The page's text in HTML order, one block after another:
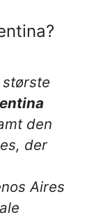
den
der
Aires